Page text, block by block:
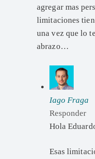
agregar mas
limitaciones
una vez que lo
abrazo…
Iago Fraga
Responder
Hola
Esas